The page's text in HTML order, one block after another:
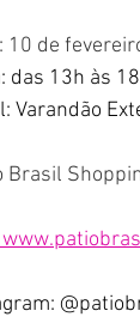
10 de
das 13h às
Varandão
Brasil